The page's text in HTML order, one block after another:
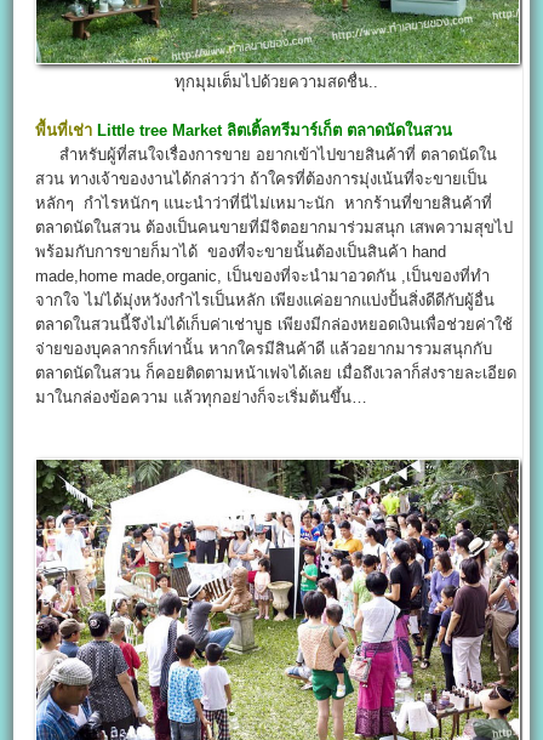
ทุกมุมเต็มไปด้วยความสดชื่น..
พื้นที่เช่า Little tree Market ลิตเติ้ลทรีมาร์เก็ต ตลาดนัดในสวน
สำหรับผู้ที่สนใจเรื่องการขาย อยากเข้าไปขายสินค้าที่ ตลาดนัดใน
สวน ทางเจ้าของงานได้กล่าวว่า ถ้าใครที่ต้องการมุ่งเน้นที่จะขายเป็น
หลักๆ กำไรหนักๆ แนะนำว่าที่นี่ไม่เหมาะนัก หากร้านที่ขายสินค้าที่
ตลาดนัดในสวน ต้องเป็นคนขายที่มีจิตอยากมาร่วมสนุก เสพความสุขไป
พร้อมกับการขายก็มาได้ ของที่จะขายนั้นต้องเป็นสินค้า hand
made,home made,organic, เป็นของที่จะนำมาอวดกัน ,เป็นของที่ทำ
จากใจ ไม่ได้มุ่งหวังงกำไรเป็นหลัก เพียงแค่อยากแบ่งปั้นสิ่งดีดีกับผู้อื่น
ตลาดในสวนนี้จึงไม่ได้เก็บค่าเช่าบูธ เพียงมีกล่องหยอดเงินเพื่อช่วยค่าใช้
จ่ายของบุคลากรก็เท่านั้น หากใครมีสินค้าดี แล้วอยากมารวมสนุกกับ
ตลาดนัดในสวน ก็คอยติดตามหน้าเฟจได้เลย เมื่อถึงเวลาก็ส่งรายละเอียด
มาในกล่องข้อความ แล้วทุกอย่างก็จะเริ่มต้นขึ้น…